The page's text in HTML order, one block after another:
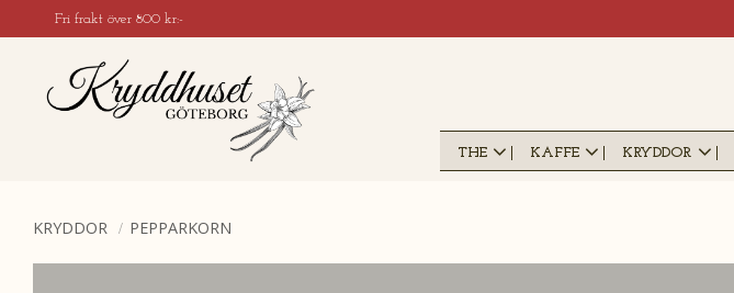
Fri frakt över 800 kr:-
THE KAFFE KRYDDOR
KRYDDOR PEPPARKORN